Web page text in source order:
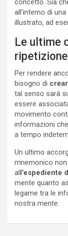
concetto. Sia
all’interno di
illustrato, ad
Le ultime
ripetizione
Per rendere
bisogno di
tal senso sarà
essere
movimento
informazioni
a tempo
Un ultimo
mnemonico
all’espediente
mente quanto
legame tra le
nostra mente.